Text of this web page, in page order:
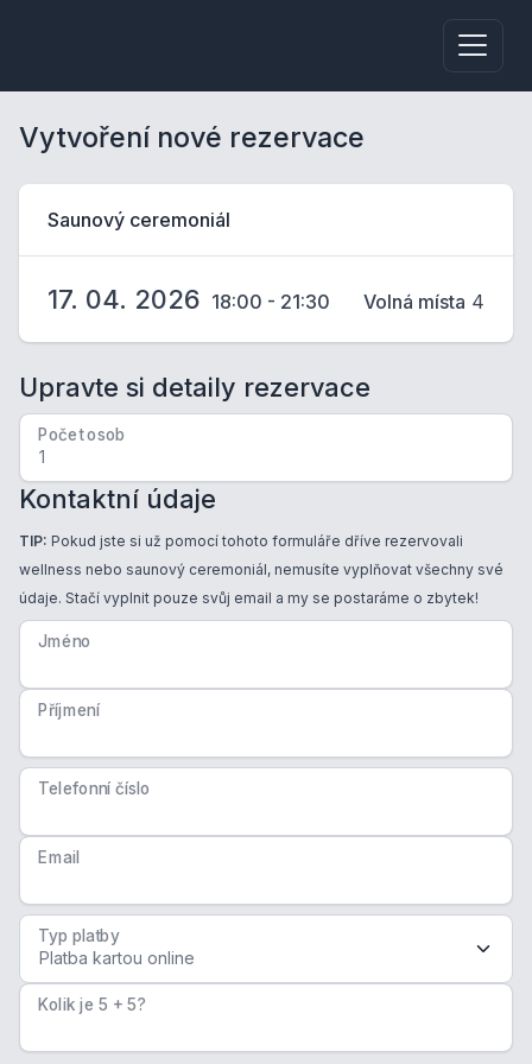
Vytvoření nové rezervace
Saunový ceremoniál
17. 04. 2026 18:00 - 21:30 Volná místa 4
Upravte si detaily rezervace
Počet osob
Kontaktní údaje
TIP: Pokud jste si už pomocí tohoto formuláře dříve rezervovali
wellness nebo saunový ceremoniál, nemusíte vyplňovat všechny své
údaje. Stačí vyplnit pouze svůj email a my se postaráme o zbytek!
Jméno
Příjmení
Telefonní číslo
Email
Typ platby
Kolik je 5 + 5?